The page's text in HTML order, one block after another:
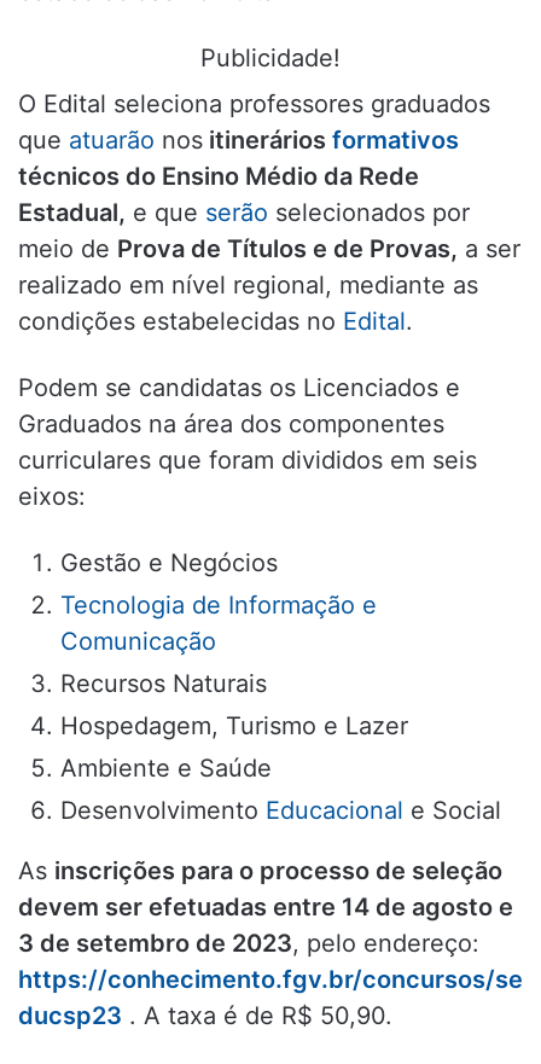
Publicidade!
O Edital seleciona professores graduados
que atuarão nos itinerários formativos
técnicos do Ensino Médio da Rede
Estadual, e que serão selecionados por
meio de Prova de Títulos e de Provas, a ser
realizado em nível regional, mediante as
condições estabelecidas no Edital.
Podem se candidatas os Licenciados e
Graduados na área dos componentes
curriculares que foram divididos em seis
eixos:
Gestão e Negócios
Tecnologia de Informação e
Comunicação
Recursos Naturais
Hospedagem, Turismo e Lazer
Ambiente e Saúde
Desenvolvimento Educacional e Social
As inscrições para o processo de seleção
devem ser efetuadas entre 14 de agosto e
3 de setembro de 2023, pelo endereço:
https://conhecimento.fgv.br/concursos/se
ducsp23 . A taxa é de R$ 50,90.